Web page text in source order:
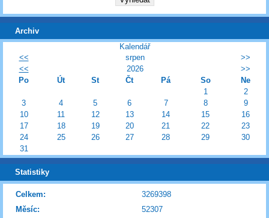
Archiv
Kalendář
<<
srpen
>>
<<
2026
>>
Po
Út St Čt Pá So
Ne
1
2
3
4 5 6 7 8
9
10
11 12 13 14 15
16
17
18 19 20 21 22
23
24
25 26 27 28 29
30
31
Statistiky
Celkem:
3269398
Měsíc:
52307